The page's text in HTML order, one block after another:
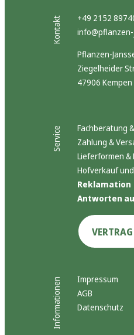
Kontakt
+49 2152
Pflanzen-
Ziegelheider
47906 Kempen
Service
Fachberatung
Zahlung &
Lieferformen
Hofverkauf
Reklamation
Antworten
Informationen
Impressum
AGB
Datenschutz